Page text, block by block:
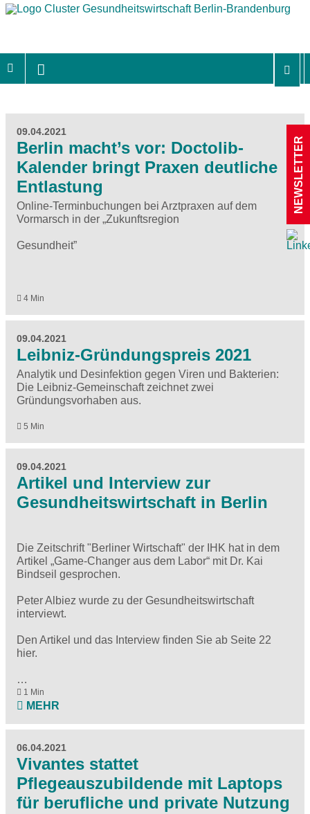
09.04.2021
Berlin macht’s vor: Doctolib-
Kalender bringt Praxen deutliche
Entlastung
Online-Terminbuchungen bei Arztpraxen auf dem
Vormarsch in der „Zukunftsregion
Gesundheit”
4 Min
09.04.2021
Leibniz-Gründungspreis 2021
Analytik und Desinfektion gegen Viren und Bakterien:
Die Leibniz-Gemeinschaft zeichnet zwei
Gründungsvorhaben aus.
5 Min
09.04.2021
Artikel und Interview zur
Gesundheitswirtschaft in Berlin
Die Zeitschrift "Berliner Wirtschaft" der IHK hat in dem
Artikel „Game-Changer aus dem Labor“ mit Dr. Kai
Bindseil gesprochen.
Peter Albiez wurde zu der Gesundheitswirtschaft
interviewt.
Den Artikel und das Interview finden Sie ab Seite 22
hier.
…
1 Min
MEHR
06.04.2021
Vivantes stattet
Pflegeauszubildende mit Laptops
für berufliche und private Nutzung
NEWSLETTER